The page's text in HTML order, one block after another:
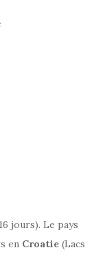
jours). Le pays
en Croatie (Lacs